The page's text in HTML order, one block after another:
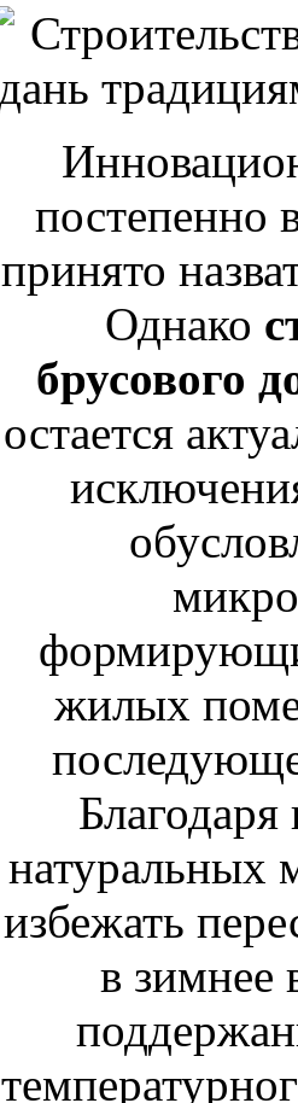
постепенно
принято
Однако
брусового
остается
жилых
натуральных
избежать
в зимнее